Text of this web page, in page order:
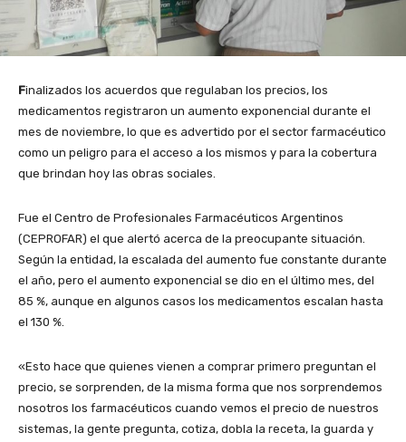
Finalizados los acuerdos que regulaban los precios, los
medicamentos registraron un aumento exponencial durante el
mes de noviembre, lo que es advertido por el sector farmacéutico
como un peligro para el acceso a los mismos y para la cobertura
que brindan hoy las obras sociales.
Fue el Centro de Profesionales Farmacéuticos Argentinos
(CEPROFAR) el que alertó acerca de la preocupante situación.
Según la entidad, la escalada del aumento fue constante durante
el año, pero el aumento exponencial se dio en el último mes, del
85 %, aunque en algunos casos los medicamentos escalan hasta
el 130 %.
«Esto hace que quienes vienen a comprar primero preguntan el
precio, se sorprenden, de la misma forma que nos sorprendemos
nosotros los farmacéuticos cuando vemos el precio de nuestros
sistemas, la gente pregunta, cotiza, dobla la receta, la guarda y